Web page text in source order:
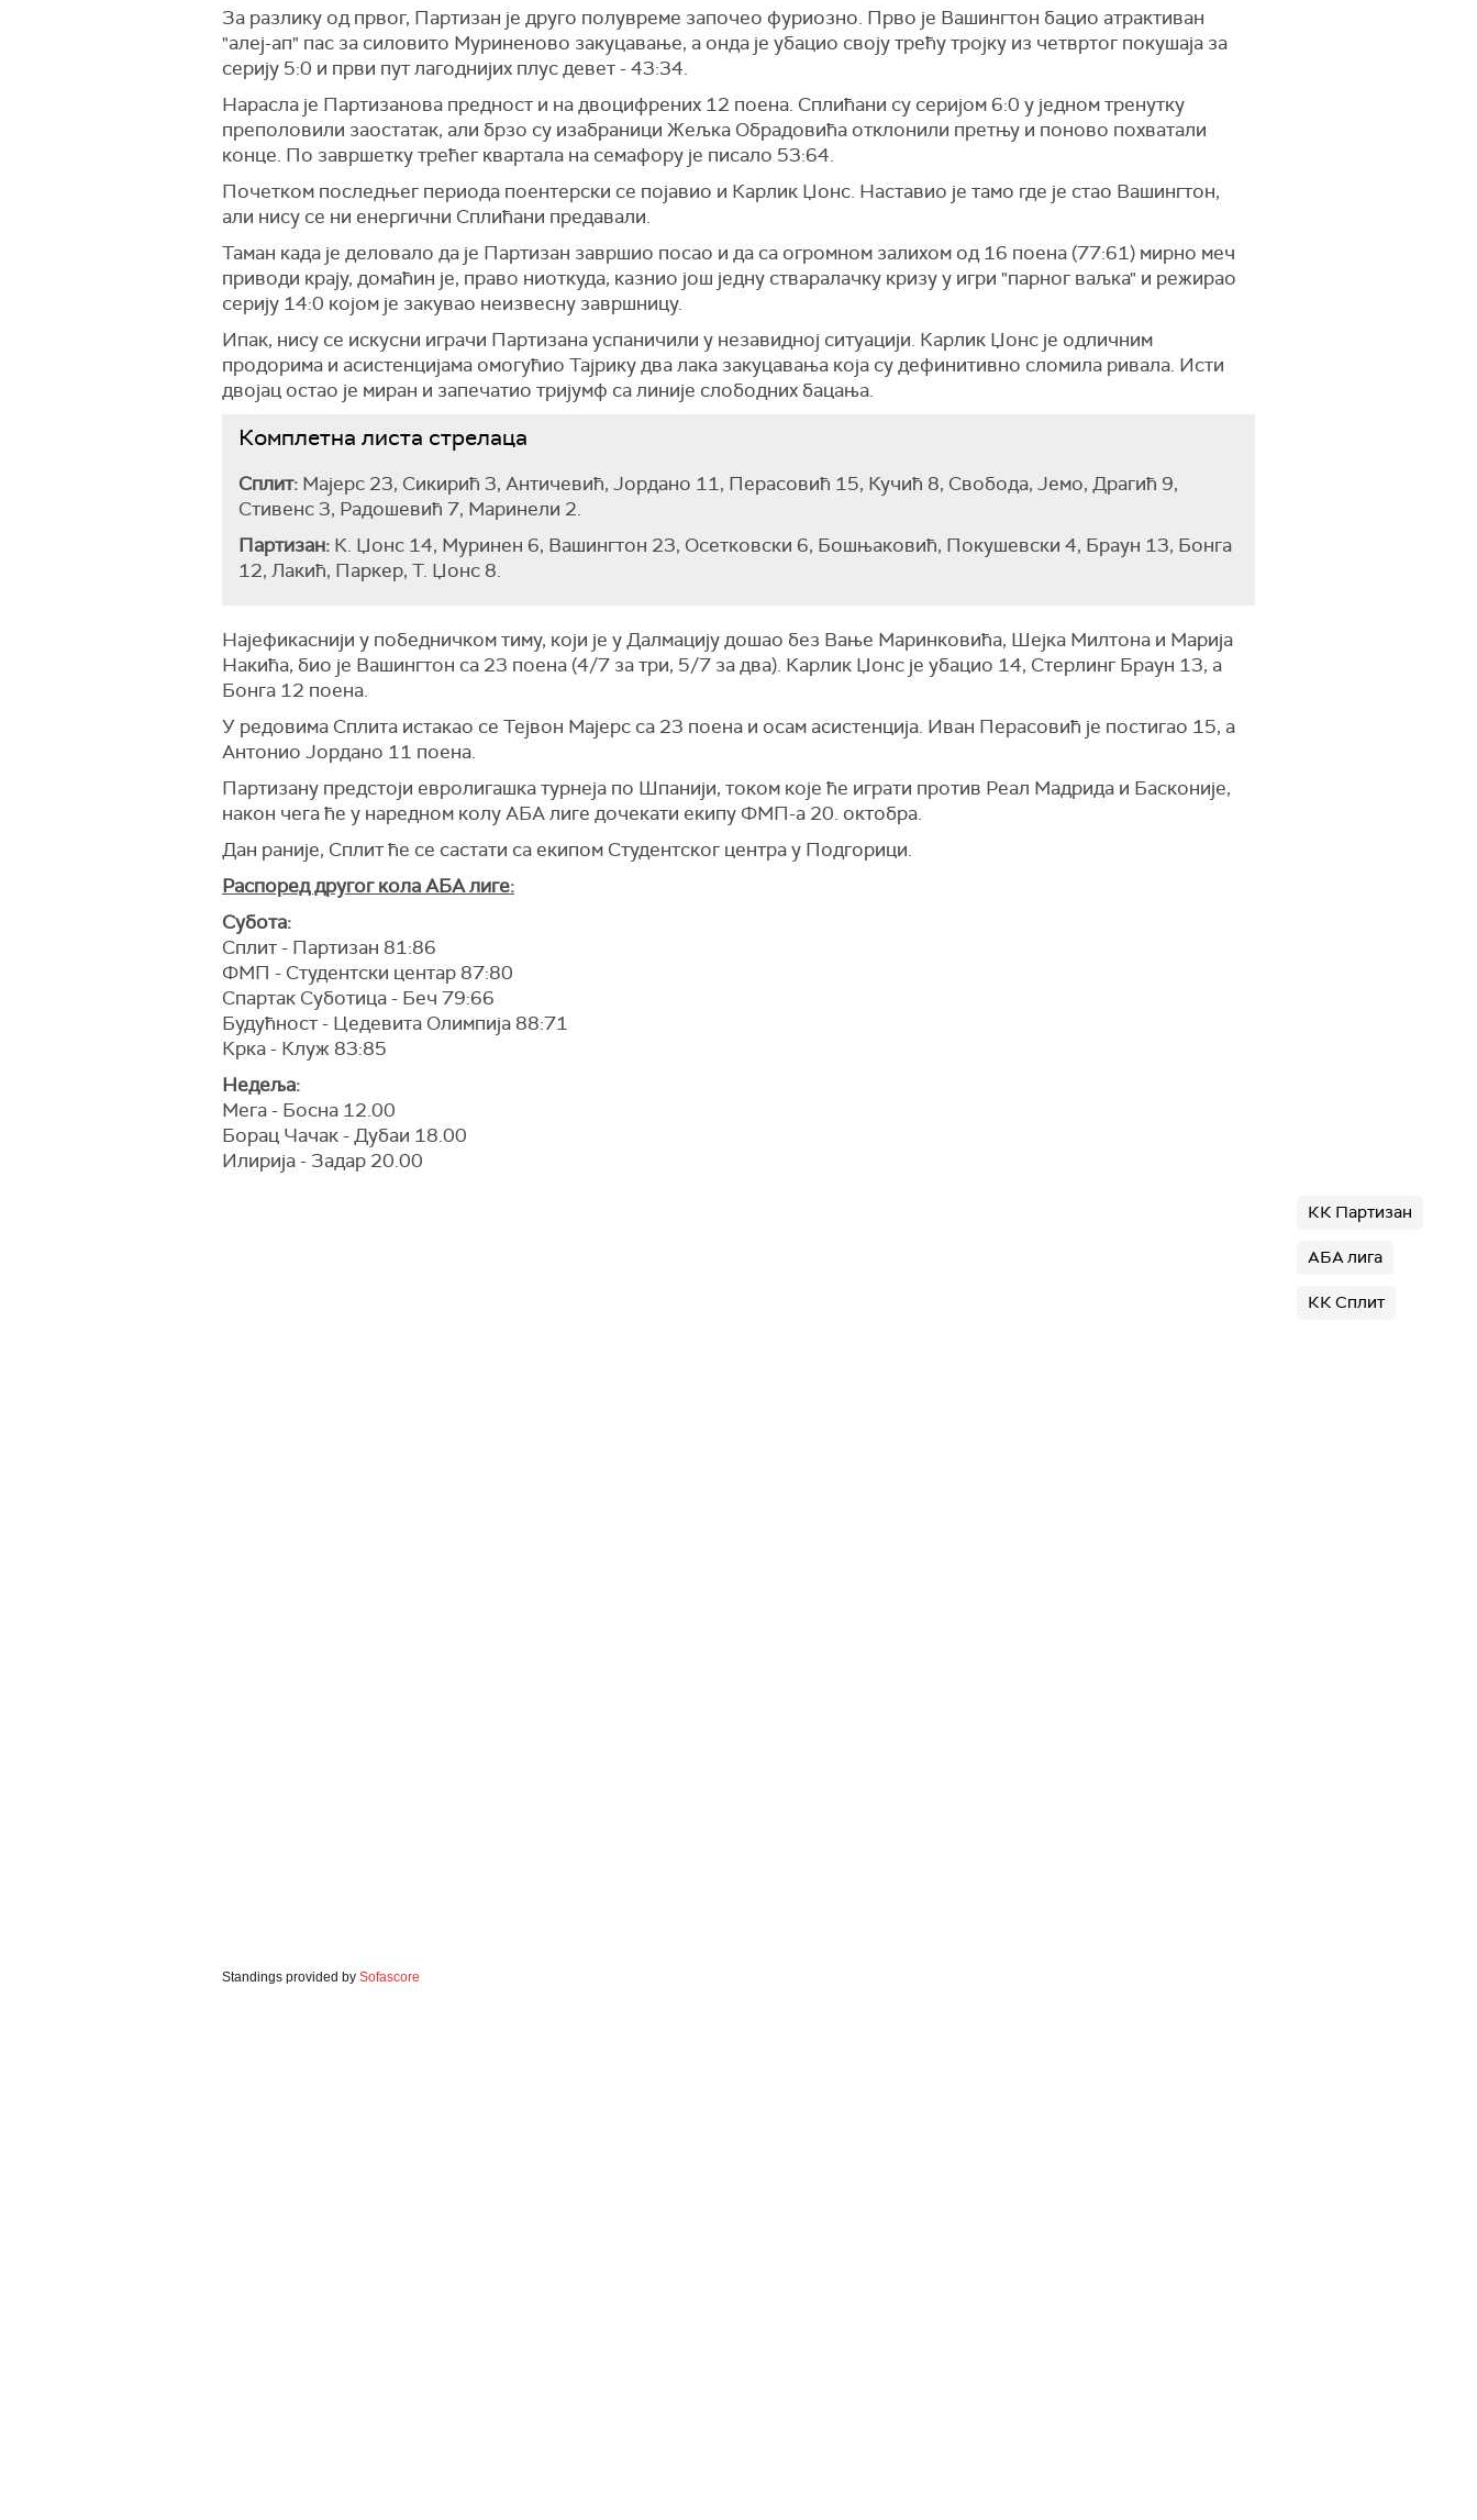
За разлику од првог, Партизан је друго полувреме започео фуриозно. Прво је Вашингтон бацио атрактиван
"алеј-ап" пас за силовито Муриненово закуцавање, а онда је убацио своју трећу тројку из четвртог покушаја за
серију 5:0 и први пут лагоднијих плус девет - 43:34.
Нарасла је Партизанова предност и на двоцифрених 12 поена. Сплићани су серијом 6:0 у једном тренутку
преполовили заостатак, али брзо су изабраници Жељка Обрадовића отклонили претњу и поново похватали
конце. По завршетку трећег квартала на семафору је писало 53:64.
Почетком последњег периода поентерски се појавио и Карлик Џонс. Наставио је тамо где је стао Вашингтон,
али нису се ни енергични Сплићани предавали.
Таман када је деловало да је Партизан завршио посао и да са огромном залихом од 16 поена (77:61) мирно меч
приводи крају, домаћин је, право ниоткуда, казнио још једну стваралачку кризу у игри "парног ваљка" и режирао
серију 14:0 којом је закувао неизвесну завршницу.
Ипак, нису се искусни играчи Партизана успаничили у незавидној ситуацији. Карлик Џонс је одличним
продорима и асистенцијама омогућио Тајрику два лака закуцавања која су дефинитивно сломила ривала. Исти
двојац остао је миран и запечатио тријумф са линије слободних бацања.
Комплетна листа стрелаца
Сплит: Мајерс 23, Сикирић 3, Античевић, Јордано 11, Перасовић 15, Кучић 8, Свобода, Јемо, Драгић 9,
Стивенс 3, Радошевић 7, Маринели 2.
Партизан: К. Џонс 14, Муринен 6, Вашингтон 23, Осетковски 6, Бошњаковић, Покушевски 4, Браун 13, Бонга
12, Лакић, Паркер, Т. Џонс 8.
Најефикаснији у победничком тиму, који је у Далмацију дошао без Вање Маринковића, Шејка Милтона и Марија
Накића, био је Вашингтон са 23 поена (4/7 за три, 5/7 за два). Карлик Џонс је убацио 14, Стерлинг Браун 13, а
Бонга 12 поена.
У редовима Сплита истакао се Тејвон Мајерс са 23 поена и осам асистенција. Иван Перасовић је постигао 15, а
Антонио Јордано 11 поена.
Партизану предстоји евролигашка турнеја по Шпанији, током које ће играти против Реал Мадрида и Басконије,
након чега ће у наредном колу АБА лиге дочекати екипу ФМП-а 20. октобра.
Дан раније, Сплит ће се састати са екипом Студентског центра у Подгорици.
Распоред другог кола АБА лиге:
Субота:
Сплит - Партизан 81:86
ФМП - Студентски центар 87:80
Спартак Суботица - Беч 79:66
Будућност - Цедевита Олимпија 88:71
Крка - Клуж 83:85
Недеља:
Мега - Босна 12.00
Борац Чачак - Дубаи 18.00
Илирија - Задар 20.00
Standings provided by Sofascore
КК Партизан
АБА лига
КК Сплит